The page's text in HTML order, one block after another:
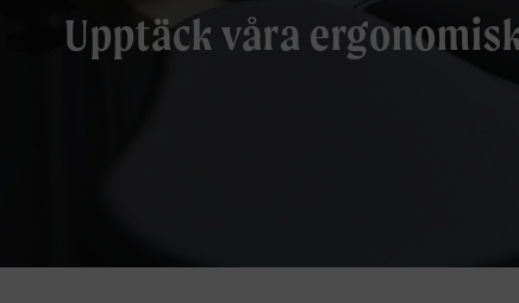
Upptäck våra